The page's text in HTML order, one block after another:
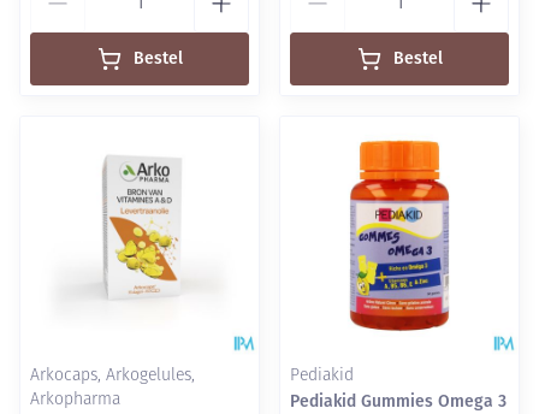
Bestel Bestel
Arkocaps, Arkogelules,
Arkopharma
Pediakid
Pediakid Gummies Omega 3